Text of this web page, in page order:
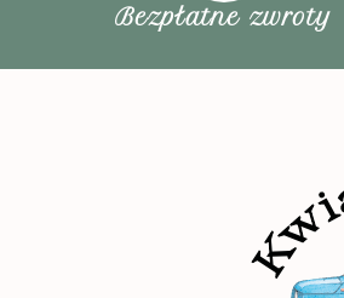
Bezpłatne zwroty